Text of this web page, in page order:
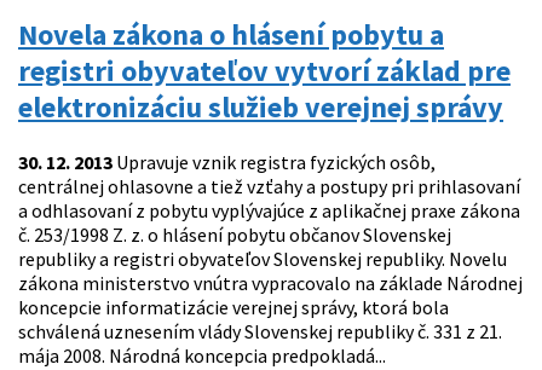
Novela zákona o hlásení pobytu a
registri obyvateľov vytvorí základ pre
elektronizáciu služieb verejnej správy
30. 12. 2013 Upravuje vznik registra fyzických osôb,
centrálnej ohlasovne a tiež vzťahy a postupy pri prihlasovaní
a odhlasovaní z pobytu vyplývajúce z aplikačnej praxe zákona
č. 253/1998 Z. z. o hlásení pobytu občanov Slovenskej
republiky a registri obyvateľov Slovenskej republiky. Novelu
zákona ministerstvo vnútra vypracovalo na základe Národnej
koncepcie informatizácie verejnej správy, ktorá bola
schválená uznesením vlády Slovenskej republiky č. 331 z 21.
mája 2008. Národná koncepcia predpokladá...